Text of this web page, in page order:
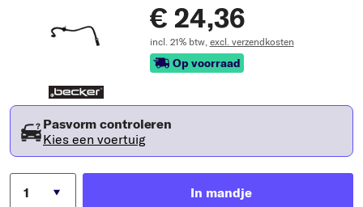
€ 24,36
incl. 21% btw, excl. verzendkosten
Op voorraad
Pasvorm controleren
Kies een voertuig
In mandje